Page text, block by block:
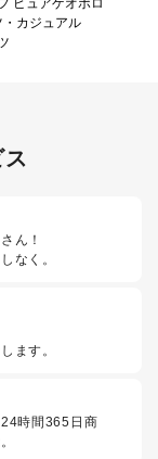
カジュアル
ん！
なく。
ます。
時間365日商